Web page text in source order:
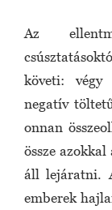
Az
követi: végy
negatív
onnan
össze
áll lejáratni.
emberek